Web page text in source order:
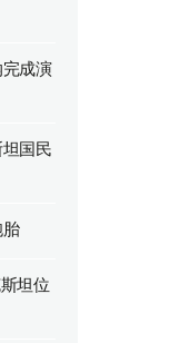
成演
国民
坦位